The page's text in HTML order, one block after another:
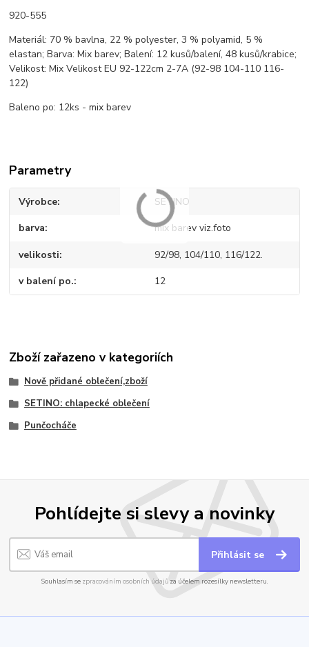
920-555
Materiál: 70 % bavlna, 22 % polyester, 3 % polyamid, 5 %
elastan; Barva: Mix barev; Balení: 12 kusů/balení, 48 kusů/krabice;
Velikost: Mix Velikost EU 92-122cm 2-7A (92-98 104-110 116-
122)
Baleno po: 12ks - mix barev
Parametry
Výrobce SETINO
barva mix barev viz.foto
velikosti 92/98, 104/110, 116/122.
v balení po. 12
Zboží zařazeno v kategoriích
Nově přidané oblečení,zboží
SETINO: chlapecké oblečení
Punčocháče
Pohlídejte si slevy a novinky
Přihlásit se
Souhlasím se zpracováním osobních údajůza účelem rozesílky newsletteru.